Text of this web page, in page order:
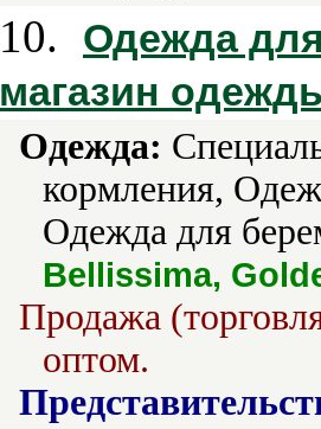
10.
Одежда
магазин
Одежда:
кормления,
Одежда для
Bellissima,
Продажа
оптом.